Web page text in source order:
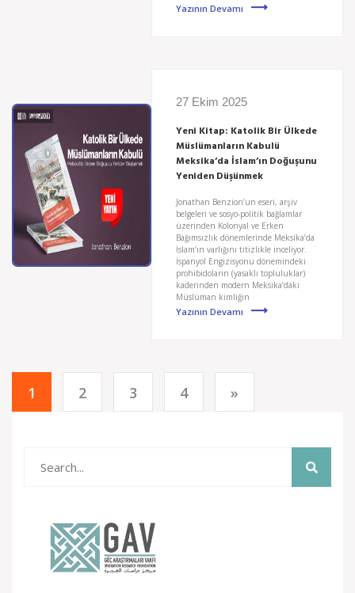
Yazının Devamı
27 Ekim 2025
Yeni Kitap: Katolik Bir Ülkede
Müslümanların Kabulü
Meksika’da İslam’ın Doğuşunu
Yeniden Düşünmek
Jonathan Benzion’un eseri, arşiv
belgeleri ve sosyo-politik bağlamlar
üzerinden Kolonyal ve Erken
Bağımsızlık dönemlerinde Meksika’da
İslam’ın varlığını titizlikle inceliyor.
İspanyol Engizisyonu dönemindeki
prohibidoların (yasaklı topluluklar)
kaderinden modern Meksika’daki
Müslüman kimliğin
Yazının Devamı
1 2 3 4 »